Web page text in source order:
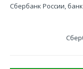
Сбербанк России,